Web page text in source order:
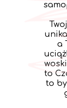
a
to
to